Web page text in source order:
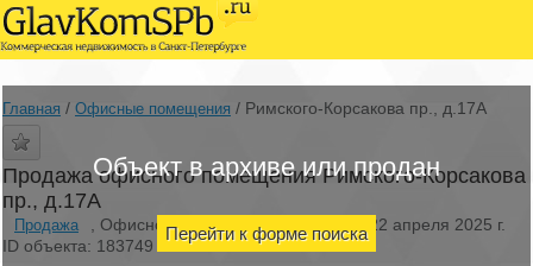
Объект в архиве или продан
Перейти к форме поиска
Главная / Офисные помещения / Римского-Корсакова пр., д.17А
Продажа офисного помещения Римского-Корсакова
пр., д.17А
Продажа
, Офисное помещение, Изменено: 22 апреля 2025 г.
ID объекта: 183749